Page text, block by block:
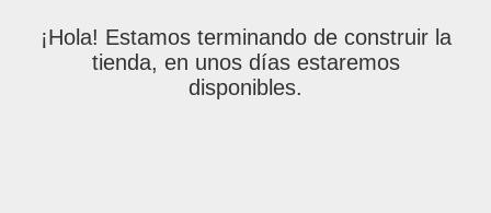
¡Hola! Estamos terminando de construir la
tienda, en unos días estaremos
disponibles.